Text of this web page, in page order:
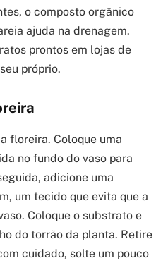
o composto orgânico
ajuda na drenagem.
prontos em lojas de
próprio.
floreira. Coloque uma
no fundo do vaso para
adicione uma
um tecido que evita que a
Coloque o substrato e
do torrão da planta. Retire
cuidado, solte um pouco